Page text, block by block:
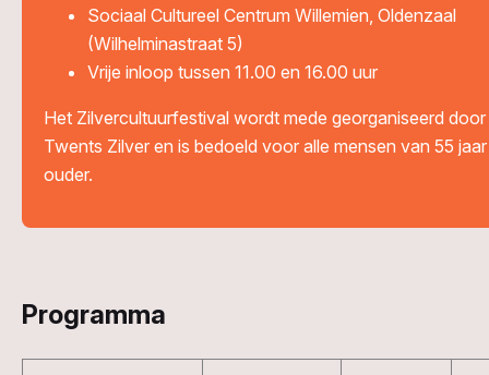
Sociaal Cultureel Centrum Willemien, Oldenzaal
(Wilhelminastraat 5)
Vrije inloop tussen 11.00 en 16.00 uur
Het Zilvercultuurfestival wordt mede georganiseerd door
Twents Zilver en is bedoeld voor alle mensen van 55
ouder.
Programma